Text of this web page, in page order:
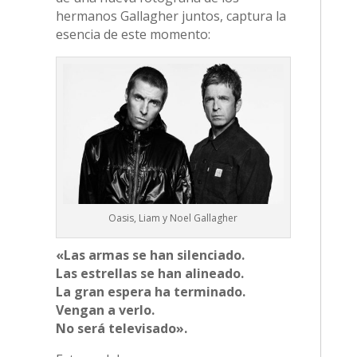
hermanos Gallagher juntos, captura la
esencia de este momento:
Oasis, Liam y Noel Gallagher
«Las armas se han silenciado.
Las estrellas se han alineado.
La gran espera ha terminado.
Vengan a verlo.
No será televisado».